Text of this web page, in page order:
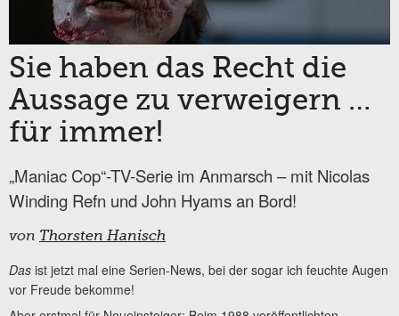
Sie haben das Recht die
Aussage zu verweigern …
für immer!
„Maniac Cop“-TV-Serie im Anmarsch – mit Nicolas
Winding Refn und John Hyams an Bord!
von Thorsten Hanisch
Das ist jetzt mal eine Serien-News, bei der sogar ich feuchte Augen
vor Freude bekomme!